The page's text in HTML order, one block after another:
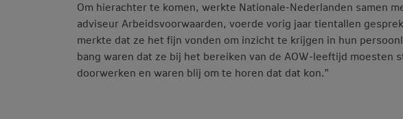
Om hierachter te komen, werkte Nationale-Nederlanden samen
adviseur Arbeidsvoorwaarden, voerde vorig jaar tientallen
merkte dat ze het fijn vonden om inzicht te krijgen in hun
bang waren dat ze bij het bereiken van de AOW-leeftijd moesten
doorwerken en waren blij om te horen dat dat kon.”